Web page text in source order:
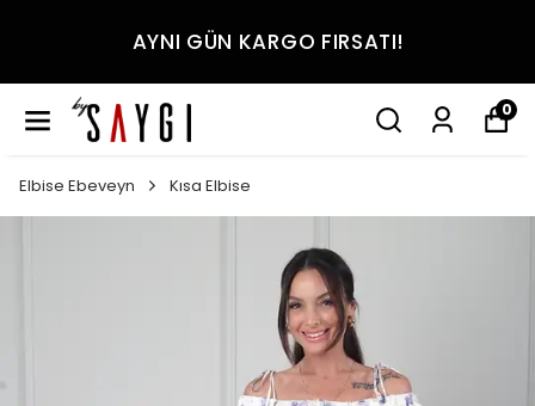
AYNI GÜN KARGO FIRSATI!
0
Elbise Ebeveyn Kısa Elbise